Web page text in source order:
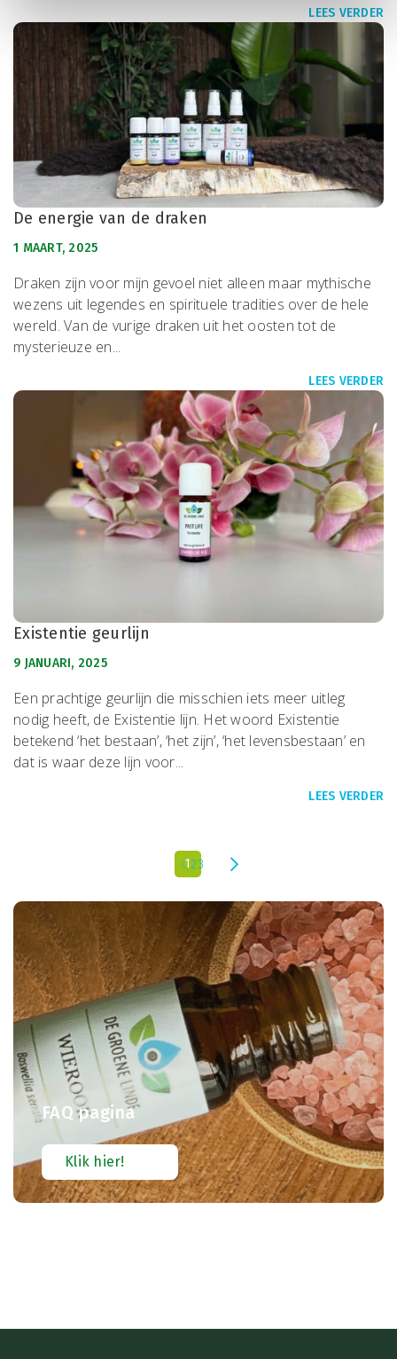
LEES VERDER
De energie van de draken
1 MAART, 2025
Draken zijn voor mijn gevoel niet alleen maar mythische
wezens uit legendes en spirituele tradities over de hele
wereld. Van de vurige draken uit het oosten tot de
mysterieuze en...
LEES VERDER
Existentie geurlijn
9 JANUARI, 2025
Een prachtige geurlijn die misschien iets meer uitleg
nodig heeft, de Existentie lijn. Het woord Existentie
betekend ‘het bestaan’, ‘het zijn’, ‘het levensbestaan’ en
dat is waar deze lijn voor...
LEES VERDER
123
FAQ pagina
Klik hier!